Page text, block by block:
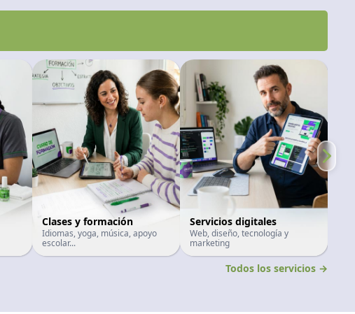
Clases y formación
Idiomas, yoga, música, apoyo
escolar...
Servicios digitales
Web, diseño, tecnología y
marketing
Todos los servicios →